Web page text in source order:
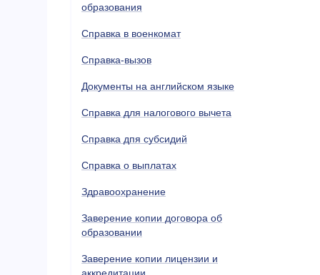
образования
Справка в военкомат
Справка-вызов
Документы на английском языке
Справка для налогового вычета
Справка дпя субсидий
Справка о выплатах
Здравоохранение
Заверение копии договора об
образовании
Заверение копии лицензии и
аккредитации